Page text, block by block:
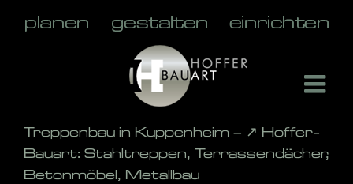
Treppenbau in Kuppenheim – ↗️ Hoffer-
Bauart: Stahltreppen, Terrassendächer,
Betonmöbel, Metallbau